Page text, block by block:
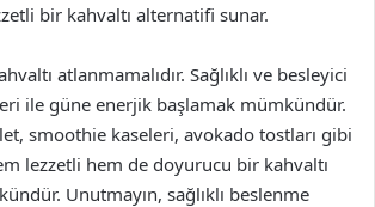
bir kahvaltı alternatifi sunar.
atlanmamalıdır. Sağlıklı ve besleyici
ile güne enerjik başlamak mümkündür.
smoothie kaseleri, avokado tostları gibi
lezzetli hem de doyurucu bir kahvaltı
Unutmayın, sağlıklı beslenme